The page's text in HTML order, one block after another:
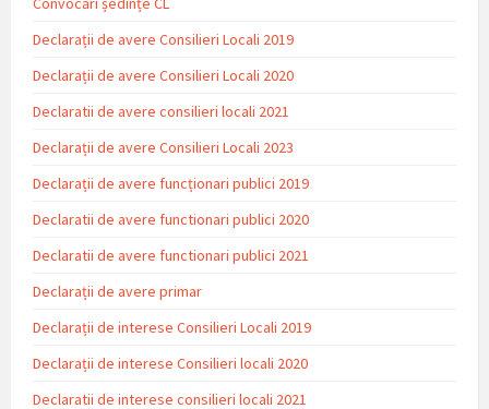
Declarații de avere Consilieri Locali 2019
Declarații de avere Consilieri Locali 2020
Declaratii de avere consilieri locali 2021
Declarații de avere Consilieri Locali 2023
Declarații de avere funcționari publici 2019
Declaratii de avere functionari publici 2020
Declaratii de avere functionari publici 2021
Declarații de avere primar
Declarații de interese Consilieri Locali 2019
Declarații de interese Consilieri locali 2020
Declaratii de interese consilieri locali 2021